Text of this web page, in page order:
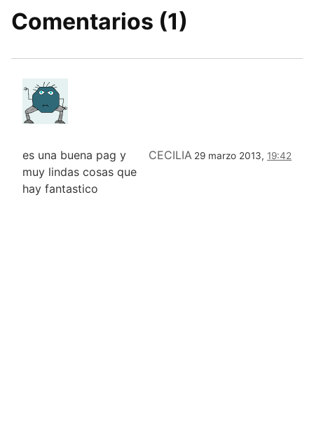
Comentarios (1)
CECILIA 29 marzo 2013, 19:42
es una buena pag y
muy lindas cosas que
hay fantastico